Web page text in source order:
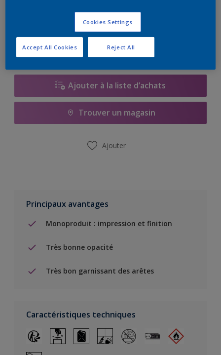
Ajouter à la liste d’achats
Trouver un magasin
Ajouter
Principaux avantages
Monoproduit : impression et finition
Très bonne opacité
Très bon garnissant des arêtes
Caractéristiques techniques
Cookies Settings
Reject All
Accept All Cookies